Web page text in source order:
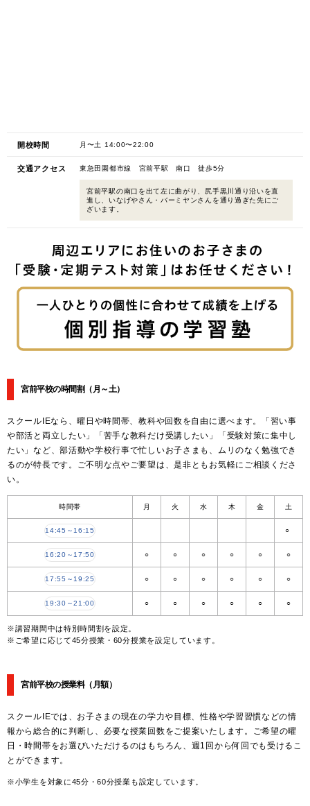
開校時間 月〜土 14:00〜22:00
交通アクセス 東急田園都市線 宮前平駅 南口 徒歩5分
宮前平駅の南口を出て左に曲がり、尻手黒川通り沿いを直
進し、いなげやさん・バーミヤンさんを通り過ぎた先にご
ざいます。
宮前平校の時間割 （月～土）
スクールIEなら、曜日や時間帯、教科や回数を自由に選べます。「習い事
や部活と両立したい」「苦手な教科だけ受講したい」「受験対策に集中し
たい」など、部活動や学校行事で忙しいお子さまも、ムリのなく勉強でき
るのが特長です。ご不明な点やご要望は、是非ともお気軽にご相談くださ
い。
時間帯 月 火 水 木 金 土
14:45～16:15 ○
16:20～17:50 ○ ○ ○ ○ ○ ○
17:55～19:25 ○ ○ ○ ○ ○ ○
19:30～21:00 ○ ○ ○ ○ ○ ○
※講習期間中は特別時間割を設定。
※ご希望に応じて45分授業・60分授業を設定しています。
宮前平校の授業料（月額）
スクールIEでは、お子さまの現在の学力や目標、性格や学習習慣などの情
報から総合的に判断し、必要な授業回数をご提案いたします。ご希望の曜
日・時間帯をお選びいただけるのはもちろん、週1回から何回でも受けるこ
とができます。
※小学生を対象に45分・60分授業も設定しています。